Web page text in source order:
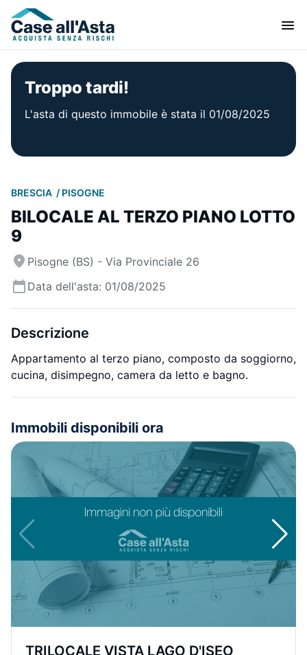
Troppo tardi!
L'asta di questo immobile è stata il 01/08/2025
BRESCIA PISOGNE
BILOCALE AL TERZO PIANO LOTTO
9
Pisogne (BS) - Via Provinciale 26
Data dell'asta: 01/08/2025
Descrizione
Appartamento al terzo piano, composto da soggiorno,
cucina, disimpegno, camera da letto e bagno.
Immobili disponibili ora
TRILOCALE VISTA LAGO D'ISEO